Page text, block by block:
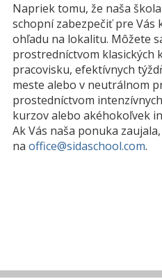
Napriek tomu, že naša
schopní zabezpečiť pre Vás
ohľadu na lokalitu. Môžete
prostredníctvom klasických
pracovisku, efektívnych
meste alebo v neutrálnom
prostedníctvom
kurzov alebo akéhokoľvek
Ak Vás naša ponuka
na office@sidaschool.com.